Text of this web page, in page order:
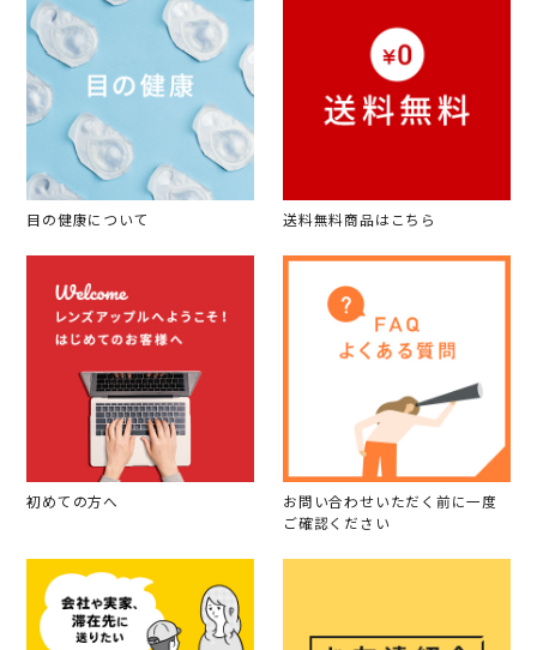
目の健康について 送料無料商品はこちら
初めての方へ
お問い合わせいただく前に一度
ご確認ください